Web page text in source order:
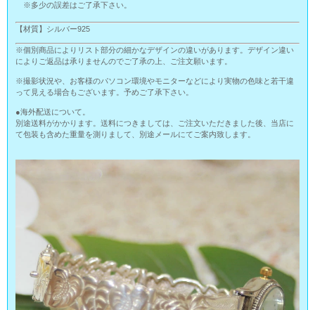
※多少の誤差はご了承下さい。
【材質】シルバー925
※個別商品によりリスト部分の細かなデザインの違いがあります。デザイン違い
によりご返品は承りませんのでご了承の上、ご注文願います。
※撮影状況や、お客様のパソコン環境やモニターなどにより実物の色味と若干違
って見える場合もございます。予めご了承下さい。
●海外配送について。
別途送料がかかります。送料につきましては、ご注文いただきました後、当店に
て包装も含めた重量を測りまして、別途メールにてご案内致します。